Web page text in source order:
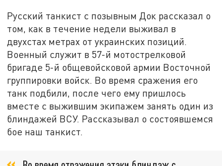
Русский танкист с позывным Док рассказал о
том, как в течение недели выживал в
двухстах метрах от украинских позиций.
Военный служит в 57-й мотострелковой
бригаде 5-й общевойсковой армии Восточной
группировки войск. Во время сражения его
танк подбили, после чего ему пришлось
вместе с выжившим экипажем занять один из
блиндажей ВСУ. Рассказывал о состоявшемся
бое наш танкист.